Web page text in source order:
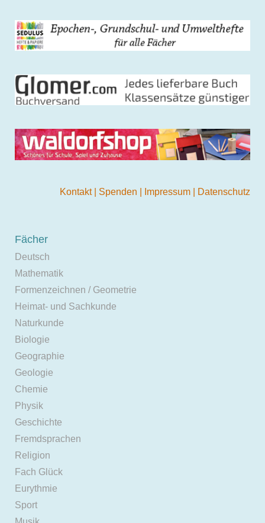
Kontakt Spenden Impressum Datenschutz
Fächer
Deutsch
Mathematik
Formenzeichnen / Geometrie
Heimat- und Sachkunde
Naturkunde
Biologie
Geographie
Geologie
Chemie
Physik
Geschichte
Fremdsprachen
Religion
Fach Glück
Eurythmie
Sport